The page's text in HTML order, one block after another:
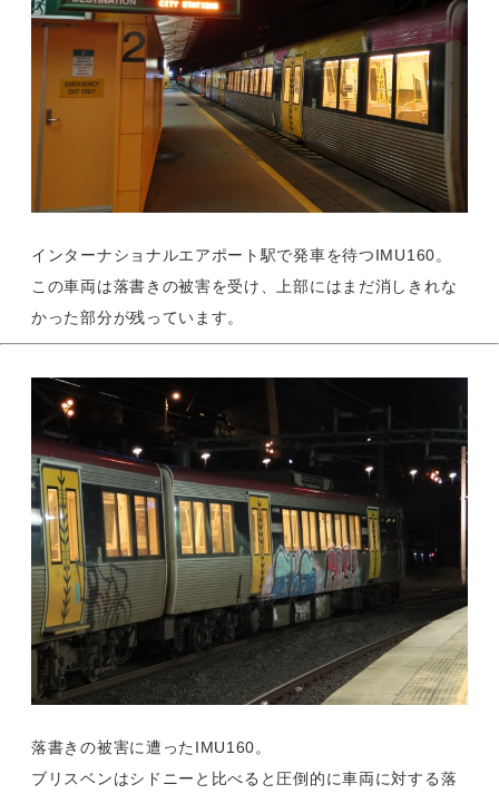
インターナショナルエアポート駅で発車を待つIMU160。
この車両は落書きの被害を受け、上部にはまだ消しきれな
かった部分が残っています。
落書きの被害に遭ったIMU160。
ブリスベンはシドニーと比べると圧倒的に車両に対する落